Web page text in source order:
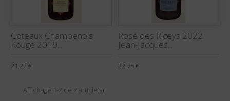
Coteaux Champenois
Rouge 2019...
21,22 €
Rosé des Riceys 2022
Jean-Jacques...
22,75 €
Affichage 1-2 de 2 article(s)